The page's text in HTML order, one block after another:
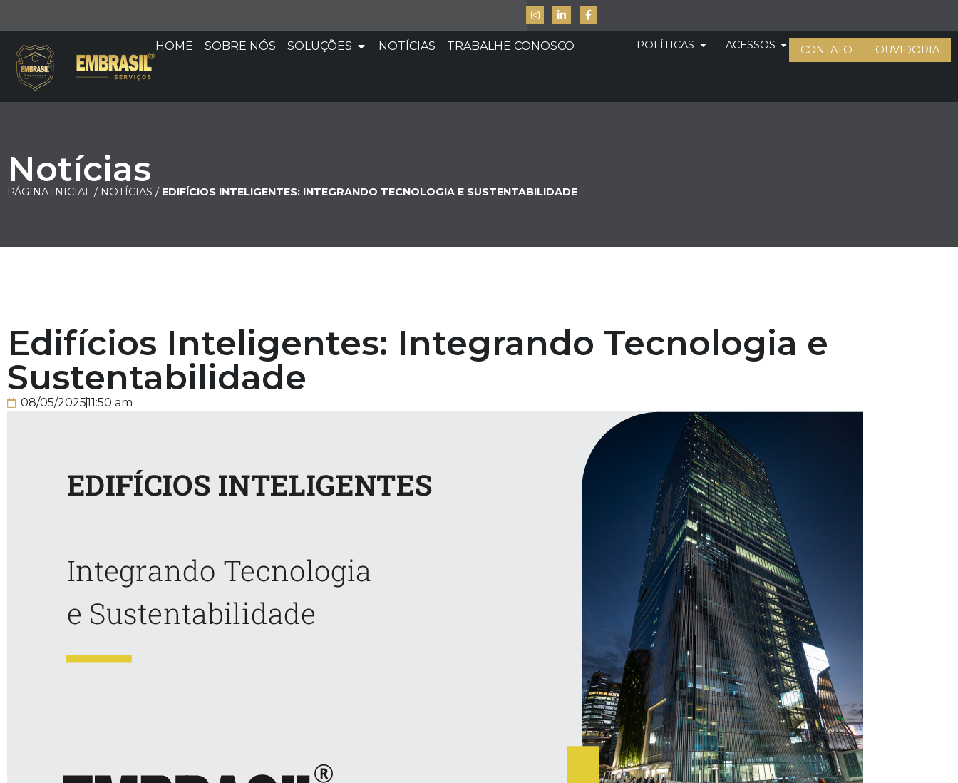
HOME SOBRE NÓS SOLUÇÕES NOTÍCIAS TRABALHE CONOSCO POLÍTICAS ACESSOS CONTATO OUVIDORIA
Notícias
PÁGINA INICIAL / NOTÍCIAS / EDIFÍCIOS INTELIGENTES: INTEGRANDO TECNOLOGIA E SUSTENTABILIDADE
Edifícios Inteligentes: Integrando Tecnologia e
Sustentabilidade
08/05/202511:50 am